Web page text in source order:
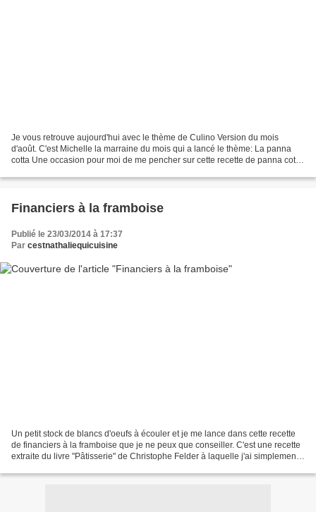
Je vous retrouve aujourd'hui avec le thème de Culino Version du mois
d'août. C'est Michelle la marraine du mois qui a lancé le thème: La panna
cotta Une occasion pour moi de me pencher sur cette recette de panna cotta
Financiers à la framboise
Publié le 23/03/2014 à 17:37
Par cestnathaliequicuisine
Un petit stock de blancs d'oeufs à écouler et je me lance dans cette recette
de financiers à la framboise que je ne peux que conseiller. C'est une recette
extraite du livre "Pâtisserie" de Christophe Felder à laquelle j'ai simplement